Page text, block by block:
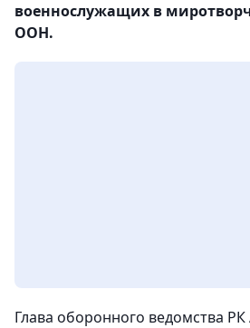
военнослужащих в
ООН.
Глава оборонного ведомства